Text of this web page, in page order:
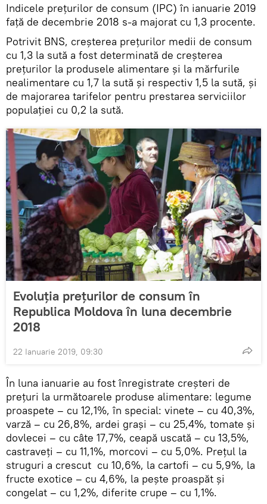
Indicele prețurilor de consum (IPC) în ianuarie 2019
faţă de decembrie 2018 s-a majorat cu 1,3 procente.
Potrivit BNS, creșterea prețurilor medii de consum
cu 1,3 la sută a fost determinată de creşterea
preţurilor la produsele alimentare şi la mărfurile
nealimentare cu 1,7 la sută şi respectiv 1,5 la sută, și
de majorarea tarifelor pentru prestarea serviciilor
populaţiei cu 0,2 la sută.
Evoluția prețurilor de consum în
Republica Moldova în luna decembrie
2018
22 Ianuarie 2019, 09:30
În luna ianuarie au fost înregistrate creşteri de
preţuri la următoarele produse alimentare: legume
proaspete – cu 12,1%, în special: vinete – cu 40,3%,
varză – cu 26,8%, ardei graşi – cu 25,4%, tomate şi
dovlecei – cu câte 17,7%, ceapă uscată – cu 13,5%,
castraveţi – cu 11,1%, morcovi – cu 5,0%. Prețul la
struguri a crescut cu 10,6%, la cartofi – cu 5,9%, la
fructe exotice – cu 4,6%, la peşte proaspăt şi
congelat – cu 1,2%, diferite crupe – cu 1,1%.